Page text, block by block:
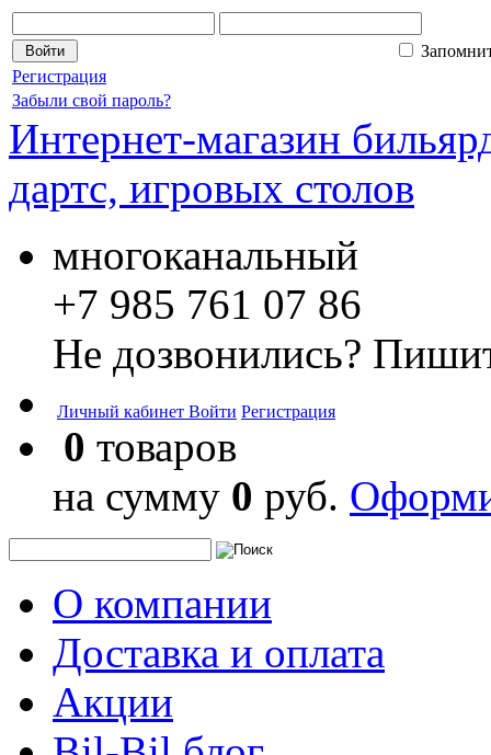
Регистрация
Забыли свой пароль?
Интернет-магазин
дартс, игровых столов
многоканальный
+7 985 761 07 86
Не дозвонились?
Личный кабинет Войти Регистрация
0 товаров
на сумму 0 руб.
О компании
Доставка и оплата
Акции